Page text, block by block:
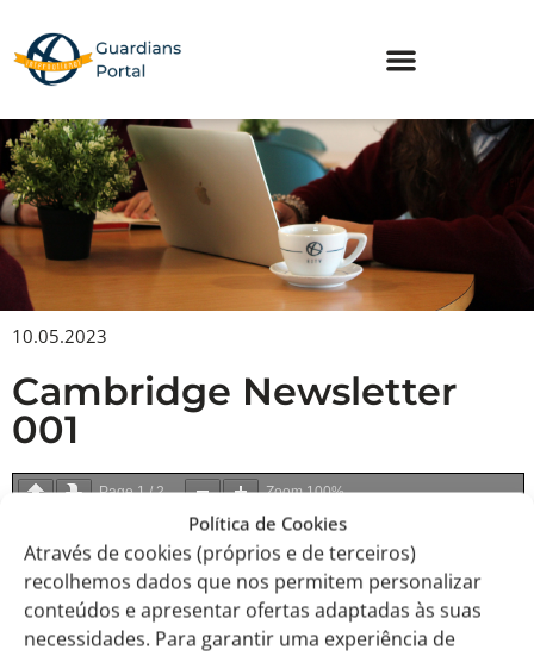
Política de Cookies
Através de cookies (próprios e de terceiros)
recolhemos dados que nos permitem personalizar
conteúdos e apresentar ofertas adaptadas às suas
necessidades. Para garantir uma experiência de
content
10.05.2023
Cambridge Newsletter
001
Page1/2 Zoom100%